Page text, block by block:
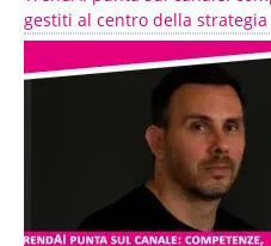
gestiti al centro della strategia